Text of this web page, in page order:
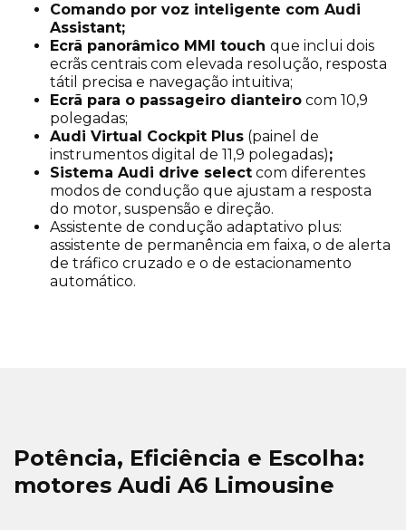
Comando por voz inteligente com Audi
Assistant;
Ecrã panorâmico MMI touch que inclui dois
ecrãs centrais com elevada resolução, resposta
tátil precisa e navegação intuitiva;
Ecrã para o passageiro dianteiro com 10,9
polegadas;
Audi Virtual Cockpit Plus (painel de
instrumentos digital de 11,9 polegadas);
Sistema Audi drive select com diferentes
modos de condução que ajustam a resposta
do motor, suspensão e direção.
Assistente de condução adaptativo plus:
assistente de permanência em faixa, o de alerta
de tráfico cruzado e o de estacionamento
automático.
Potência, Eficiência e Escolha:
motores Audi A6 Limousine